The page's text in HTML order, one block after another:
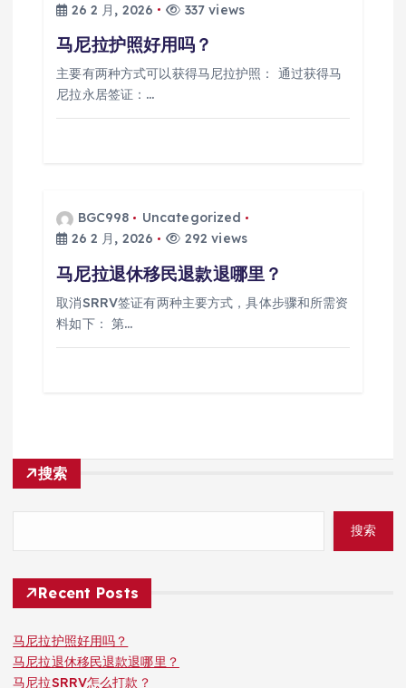
26 2 月, 2026
337 views
马尼拉护照好用吗？
主要有两种方式可以获得马尼拉护照： 通过获得马
尼拉永居签证：…
BGC998
Uncategorized
26 2 月, 2026
292 views
马尼拉退休移民退款退哪里？
取消SRRV签证有两种主要方式，具体步骤和所需资
料如下： 第…
搜索
搜索
Recent Posts
马尼拉护照好用吗？
马尼拉退休移民退款退哪里？
马尼拉SRRV怎么打款？